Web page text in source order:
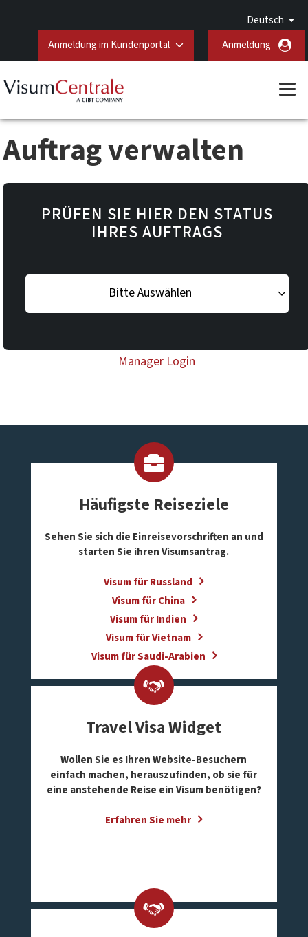
Deutsch
Anmeldung im Kundenportal
Anmeldung
Auftrag verwalten
PRÜFEN SIE HIER DEN STATUS
IHRES AUFTRAGS
Bitte Auswählen
Manager Login
Häufigste Reiseziele
Sehen Sie sich die Einreisevorschriften an und
starten Sie ihren Visumsantrag.
Visum für Russland
Visum für China
Visum für Indien
Visum für Vietnam
Visum für Saudi-Arabien
Travel Visa Widget
Wollen Sie es Ihren Website-Besuchern
einfach machen, herauszufinden, ob sie für
eine anstehende Reise ein Visum benötigen?
Erfahren Sie mehr